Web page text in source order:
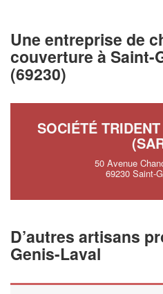
Une entreprise de
couverture à Saint-
(69230)
SOCIÉTÉ
50 Avenue
69230 Saint-
D’autres artisans
Genis-Laval
vosmarges
nouveaux